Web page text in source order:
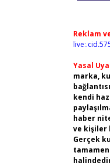
Reklam
Yasal
marka,
kendi
haber
ve kişiler
Gerçek